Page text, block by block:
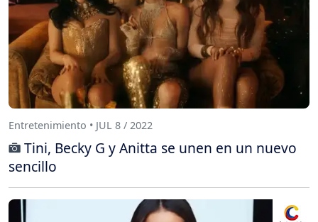
Entretenimiento • JUL 8 / 2022
Tini, Becky G y Anitta se unen en un nuevo
sencillo